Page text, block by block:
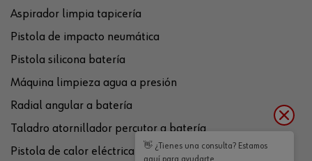
Aspirador limpia tapicería
Pistola de impacto neumática
Pistola silicona batería
Máquina limpieza agua a presión
Radial angular a batería
Taladro atornillador percutor a batería
Pistola de calor eléctrica
👋 ¿Tienes una consulta? Estamos